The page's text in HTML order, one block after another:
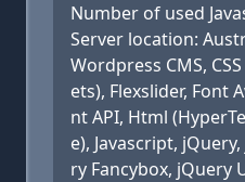
Number of used
Server location:
Wordpress CMS,
ets), Flexslider, Font
nt API, Html
e), Javascript,
ry Fancybox, jQuery